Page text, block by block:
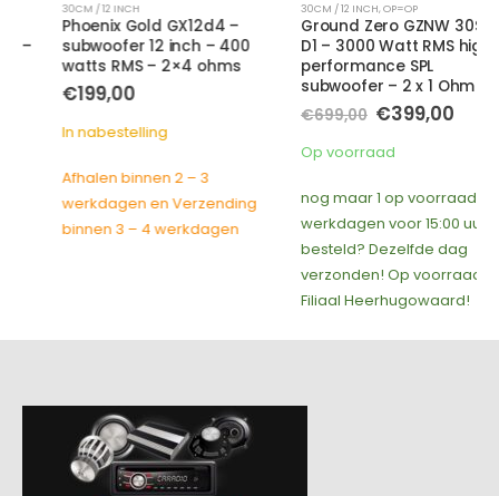
30CM / 12 INCH
Phoenix Gold GX12d4 –
subwoofer 12 inch – 400
watts RMS – 2×4 ohms
199,00
In nabestelling
Afhalen binnen 2 – 3
werkdagen en Verzending
binnen 3 – 4 werkdagen
30CM / 12 INCH,OP=OP
Ground Zero GZNW 30SPL-
D1 – 3000 Watt RMS high
performance SPL
subwoofer – 2 x 1 Ohm
699,00 Oorspronkelijke
prijs
was:
€699,00.
€399,00Huidige
prijs
Op voorraad
nog maar 1 op voorraad, op
werkdagen voor 15:00 uur
besteld? Dezelfde dag
verzonden! Op voorraad in
Filiaal Heerhugowaard!